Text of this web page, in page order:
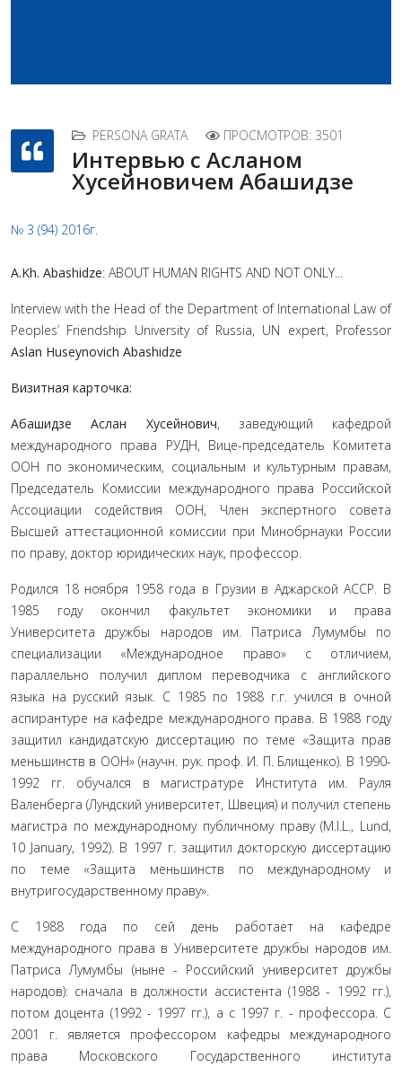
PERSONA GRATA ПРОСМОТРОВ: 3501
Интервью с Асланом
Хусейновичем Абашидзе
№ 3 (94) 2016г.
A.Kh. Abashidze: ABOUT HUMAN RIGHTS AND NOT ONLY...
Interview with the Head of the Department of International Law of
Peoples’ Friendship University of Russia, UN expert, Professor
Aslan Huseynovich Abashidze
Визитная карточка:
Абашидзе Аслан Хусейнович, заведующий кафедрой
международного права РУДН, Вице-председа­тель Комитета
ООН по экономическим, социальным и культурным правам,
Председатель Комис­сии международного права Российской
Ассоциации содействия ООН, Член экспертного совета
Высшей аттестационной комиссии при Минобрнауки России
по праву, доктор юридических наук, профессор.
Родился 18 ноября 1958 года в Грузии в Аджарской АССР. В
1985 году окончил факультет экономики и права
Университета дружбы народов им. Патриса Лумумбы по
специализации «Международное право» с отличием,
параллельно получил диплом переводчика с ан­глийского
языка на русский язык. С 1985 по 1988 г.г. учился в очной
аспирантуре на кафедре международного права. В 1988 году
защитил кандидатскую диссертацию по теме «Защита прав
меньшинств в ООН» (научн. рук. проф. И. П. Блищенко). В 1990-
1992 гг. обучался в магистратуре Института им. Рауля
Валенберга (Лундский университет, Швеция) и получил степень
магистра по международному публичному праву (M.I.L., Lund,
10 January, 1992). В 1997 г. защитил докторскую диссертацию
по теме «Защита меньшинств по между­народному и
внутригосударственному праву».
С 1988 года по сей день работает на кафедре
международного права в Университете дружбы народов им.
Патриса Лумумбы (ныне - Российский университет дружбы
народов): сначала в должности ассистента (1988 - 1992 гг.),
потом доцента (1992 - 1997 гг.), а с 1997 г. - профессора. С
2001 г. является профессором кафедры международного
права Московского Государственного института